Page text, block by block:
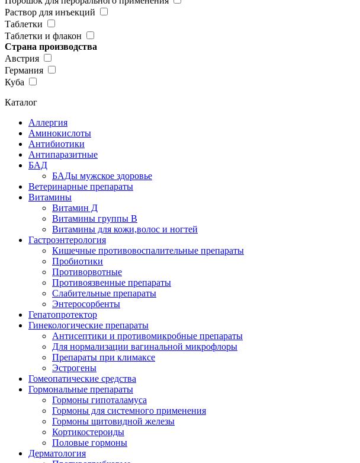
Раствор для инъекций
Таблетки
Таблетки и флакон
Страна производства
Австрия
Германия
Куба
Каталог
Аллергия
Аминокислоты
Антибиотики
Антипаразитные
БАД
БАДы мужское здоровье
Ветеринарные препараты
Витамины
Витамин Д
Витамины группы В
Витамины для кожи,волос и ногтей
Гастроэнтерология
Кишечные противовоспалительные препараты
Пробиотики
Противорвотные
Противоязвенные препараты
Слабительные препараты
Энтеросорбенты
Гепатопротектор
Гинекологические препараты
Антисептики и противомикробные препараты
Для нормализации вагинальной микрофлоры
Препараты при климаксе
Эстрогены
Гомеопатические средства
Гормональные препараты
Гормоны гипоталамуса
Гормоны для системного применения
Гормоны щитовидной железы
Кортикостероиды
Половые гормоны
Дерматология